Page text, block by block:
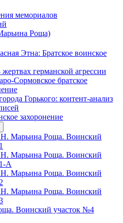
мемориалов
Роща)
Этна: Братское воинское
германской агрессии
Сормовское братское
Горького: контент-анализ
захоронение
Марьина Роща. Воинский
Марьина Роща. Воинский
А
Марьина Роща. Воинский
Марьина Роща. Воинский
Воинский участок №4